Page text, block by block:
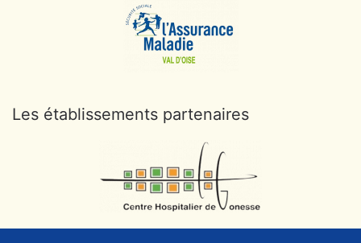
Les établissements partenaires